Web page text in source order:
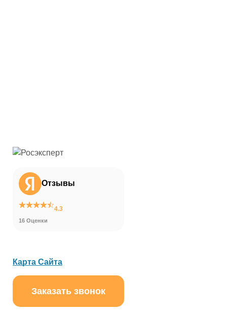
Отзывы
4.3
16 Оценки
Карта Сайта
Заказать звонок
online